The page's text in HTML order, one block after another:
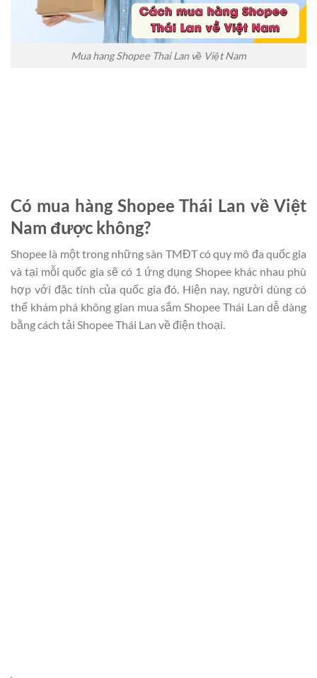
Mua hang Shopee Thai Lan về Việt Nam
Có mua hàng Shopee Thái Lan về Việt
Nam được không?
Shopee là một trong những sàn TMĐT có quy mô đa quốc gia
và tại mỗi quốc gia sẽ có 1 ứng dụng Shopee khác nhau phù
hợp với đặc tính của quốc gia đó. Hiện nay, người dùng có
thể khám phá không gian mua sắm Shopee Thái Lan dễ dàng
bằng cách tải Shopee Thái Lan về điện thoại.